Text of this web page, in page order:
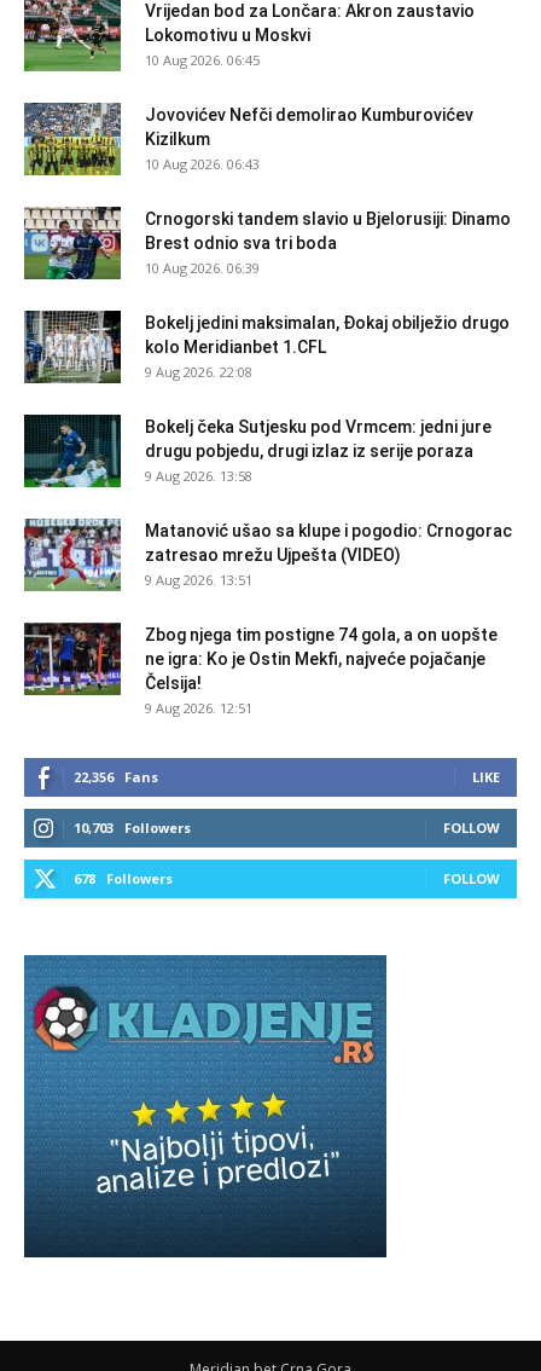
Vrijedan bod za Lončara: Akron zaustavio
Lokomotivu u Moskvi
10 Aug 2026. 06:45
Jovovićev Nefči demolirao Kumburovićev
Kizilkum
10 Aug 2026. 06:43
Crnogorski tandem slavio u Bjelorusiji: Dinamo
Brest odnio sva tri boda
10 Aug 2026. 06:39
Bokelj jedini maksimalan, Đokaj obilježio drugo
kolo Meridianbet 1.CFL
9 Aug 2026. 22:08
Bokelj čeka Sutjesku pod Vrmcem: jedni jure
drugu pobjedu, drugi izlaz iz serije poraza
9 Aug 2026. 13:58
Matanović ušao sa klupe i pogodio: Crnogorac
zatresao mrežu Ujpešta (VIDEO)
9 Aug 2026. 13:51
Zbog njega tim postigne 74 gola, a on uopšte
ne igra: Ko je Ostin Mekfi, najveće pojačanje
Čelsija!
9 Aug 2026. 12:51
22,356 Fans LIKE
10,703 Followers FOLLOW
678 Followers FOLLOW